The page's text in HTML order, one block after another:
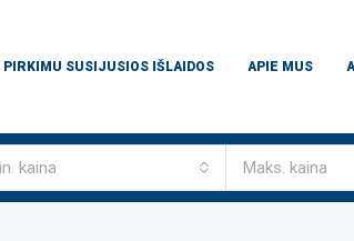
PIRKIMU SUSIJUSIOS IŠLAIDOS APIE MUS
kaina Maks. kaina